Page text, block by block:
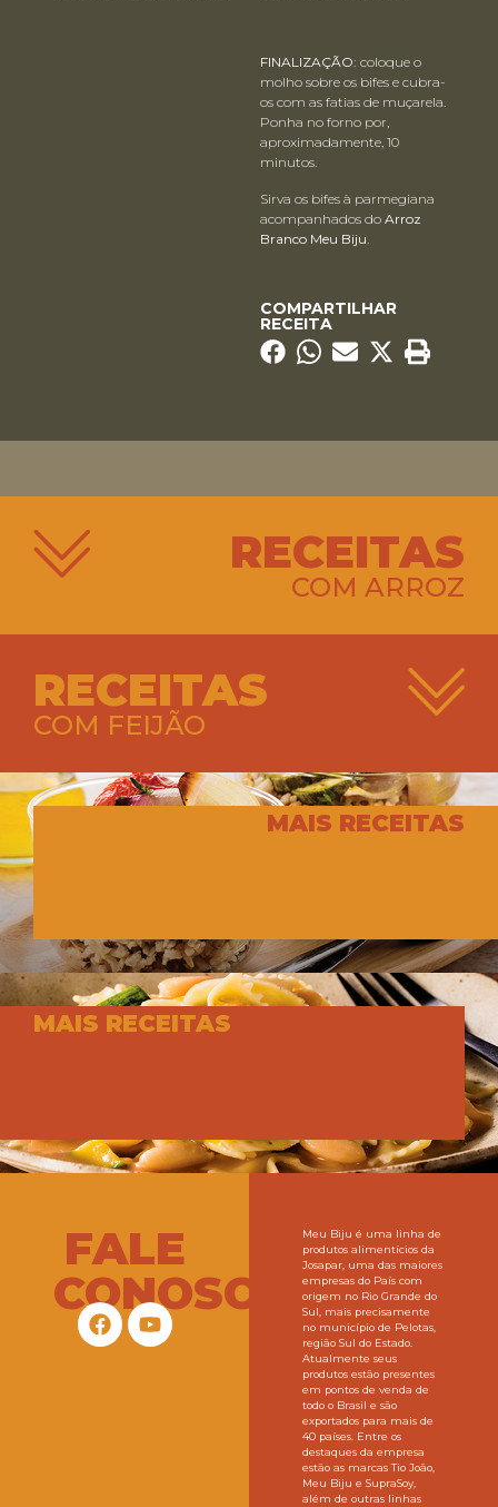
FINALIZAÇÃO: coloque o
molho sobre os bifes e cubra-
os com as fatias de muçarela.
Ponha no forno por,
aproximadamente, 10
minutos.
Sirva os bifes à parmegiana
acompanhados do Arroz
Branco Meu Biju.
COMPARTILHAR
RECEITA
RECEITAS
COM ARROZ
RECEITAS
COM FEIJÃO
MAIS RECEITAS
MAIS RECEITAS
FALE
CONOSCO
Meu Biju é uma linha de
produtos alimentícios da
Josapar, uma das maiores
empresas do País com
origem no Rio Grande do
Sul, mais precisamente
no município de Pelotas,
região Sul do Estado.
Atualmente seus
produtos estão presentes
em pontos de venda de
todo o Brasil e são
exportados para mais de
40 países. Entre os
destaques da empresa
estão as marcas Tio João,
Meu Biju e SupraSoy,
além de outras linhas